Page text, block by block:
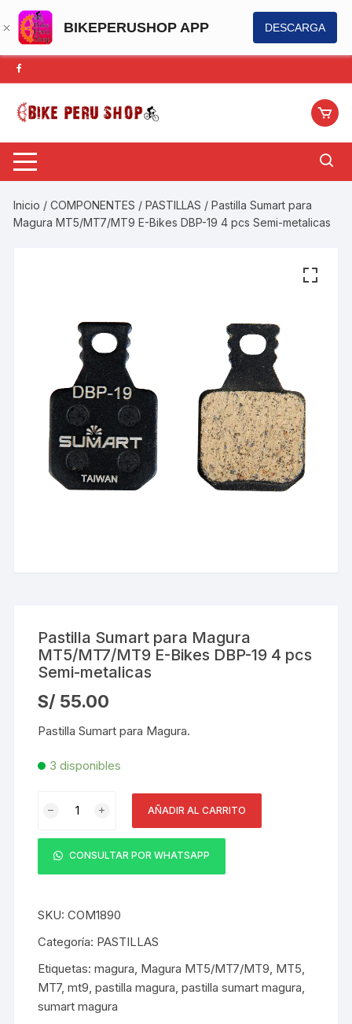
BIKEPERUSHOP APP DESCARGA
Saltar
al
contenido
Inicio /COMPONENTES /PASTILLAS / Pastilla Sumart para
Magura MT5/MT7/MT9 E-Bikes DBP-19 4 pcs Semi-metalicas
Pastilla Sumart para Magura
MT5/MT7/MT9 E-Bikes DBP-19 4 pcs
Semi-metalicas
S/ 55.00
Pastilla Sumart para Magura.
3 disponibles
para
Magura
MT5/MT7/MT9
Bikes
19
4
pcs
Semi-
AÑADIR AL CARRITO
CONSULTAR POR WHATSAPP
SKU:COM1890
Categoría: PASTILLAS
Etiquetas:magura Magura MT5/MT7/MT9 MT5
MT7,mt9 ,pastilla magura ,pastilla sumart magura
sumart magura